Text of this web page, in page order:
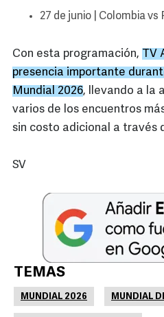
27 de junio | Colombia vs
Con esta programación, TV
presencia importante
Mundial 2026, llevando a la
varios de los encuentros
sin costo adicional a través
SV
TEMAS
MUNDIAL 2026 MUNDIAL